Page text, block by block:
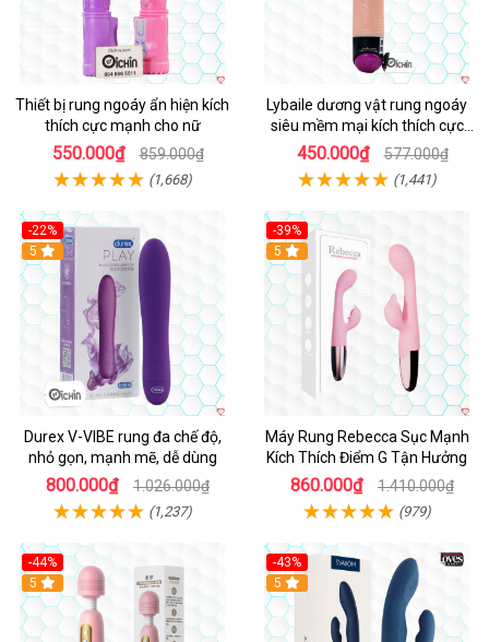
Thiết bị rung ngoáy ẩn hiện kích
thích cực mạnh cho nữ
550.000₫ 859.000₫
(1,668)
Lybaile dương vật rung ngoáy
siêu mềm mại kích thích cực
mạnh
450.000₫ 577.000₫
(1,441)
-22%
Hot
5
Durex V-VIBE rung đa chế độ,
nhỏ gọn, mạnh mẽ, dễ dùng
800.000₫ 1.026.000₫
(1,237)
-39%
Hot
5
Máy Rung Rebecca Sục Mạnh
Kích Thích Điểm G Tận Hưởng
860.000₫ 1.410.000₫
(979)
-44%
Hot
5
-43%
Hot
5